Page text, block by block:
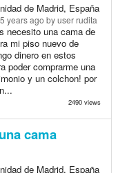
de Madrid, España
years ago by user rudita
necesito una cama de
mi piso nuevo de
dinero en estos
poder comprarme una
y un colchon! por
2490 views
cama
de Madrid, España